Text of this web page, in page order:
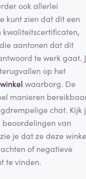
ook allerlei
kunt zien dat dit een
kwaliteitscertificaten,
aantonen dat dit
te werk gaat.
op het
waarborg. De
manieren
chat. Kijk
van
je dat ze deze
of negatieve
te vinden.